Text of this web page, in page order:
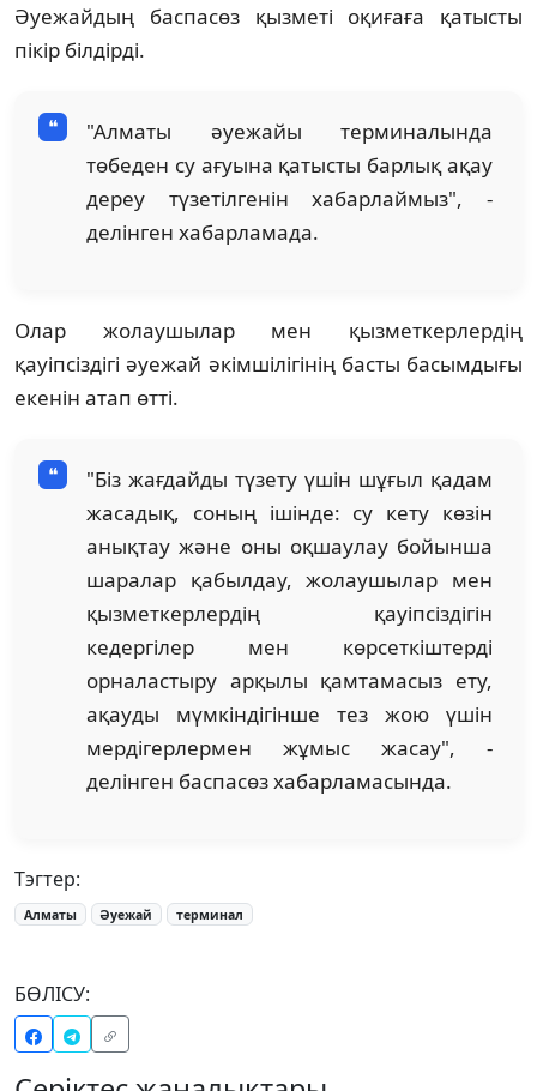
Әуежайдың баспасөз қызметі оқиғаға қатысты
пікір білдірді.
"Алматы әуежайы терминалында
төбеден су ағуына қатысты барлық ақау
дереу түзетілгенін хабарлаймыз", -
делінген хабарламада.
Олар жолаушылар мен қызметкерлердің
қауіпсіздігі әуежай әкімшілігінің басты басымдығы
екенін атап өтті.
"Біз жағдайды түзету үшін шұғыл қадам
жасадық, соның ішінде: су кету көзін
анықтау және оны оқшаулау бойынша
шаралар қабылдау, жолаушылар мен
қызметкерлердің қауіпсіздігін
кедергілер мен көрсеткіштерді
орналастыру арқылы қамтамасыз ету,
ақауды мүмкіндігінше тез жою үшін
мердігерлермен жұмыс жасау", -
делінген баспасөз хабарламасында.
Тэгтер:
Алматы Әуежай терминал
БӨЛІСУ: